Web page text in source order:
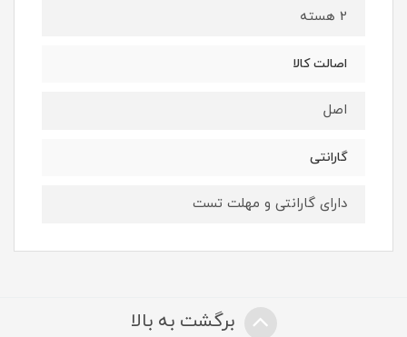
2 هسته
اصالت کالا
اصل
گارانتی
دارای گارانتی و مهلت تست
برگشت به بالا